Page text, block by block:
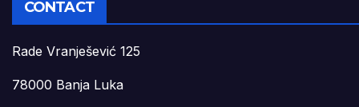
CONTACT
Rade Vranješević 125
78000 Banja Luka